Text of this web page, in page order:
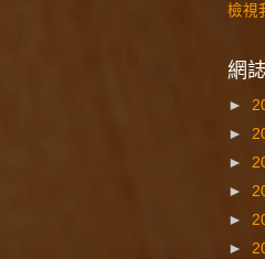
檢視
網
►
►
►
►
►
►